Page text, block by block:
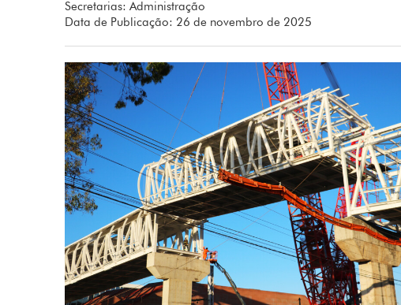
Secretarias: Administração
Data de Publicação: 26 de novembro de 2025